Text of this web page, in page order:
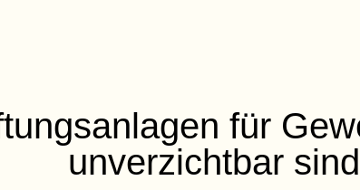
für
unverzichtbar sind